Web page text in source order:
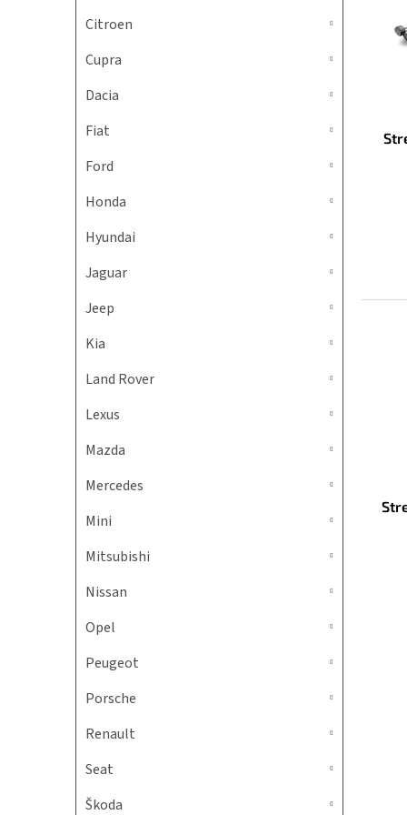
Citroen
Cupra
Dacia
Fiat
Ford
Honda
Hyundai
Jaguar
Jeep
Kia
Land Rover
Lexus
Mazda
Mercedes
Mini
Mitsubishi
Nissan
Opel
Peugeot
Porsche
Renault
Seat
Škoda